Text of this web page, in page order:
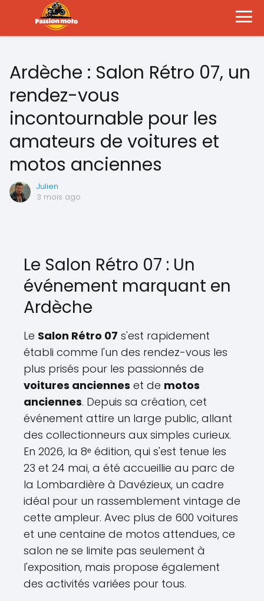
Ardèche : Salon Rétro 07, un
rendez-vous
incontournable pour les
amateurs de voitures et
motos anciennes
Julien
3 mois ago
Le Salon Rétro 07 : Un
événement marquant en
Ardèche
Le Salon Rétro 07 s'est rapidement
établi comme l'un des rendez-vous les
plus prisés pour les passionnés de
voitures anciennes et de motos
anciennes. Depuis sa création, cet
événement attire un large public, allant
des collectionneurs aux simples curieux.
En 2026, la 8ᵉ édition, qui s'est tenue les
23 et 24 mai, a été accueillie au parc de
la Lombardière à Davézieux, un cadre
idéal pour un rassemblement vintage de
cette ampleur. Avec plus de 600 voitures
et une centaine de motos attendues, ce
salon ne se limite pas seulement à
l'exposition, mais propose également
des activités variées pour tous.